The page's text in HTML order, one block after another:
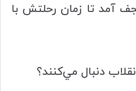
نجف آمد تا زمان رحلتش با
دنبال مي‌كنند؟